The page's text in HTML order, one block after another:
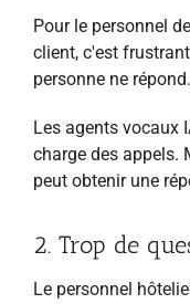
Pour le personnel
client, c'est
personne ne répond.
Les agents vocaux
charge des appels.
peut obtenir une
2. Trop de
Le personnel